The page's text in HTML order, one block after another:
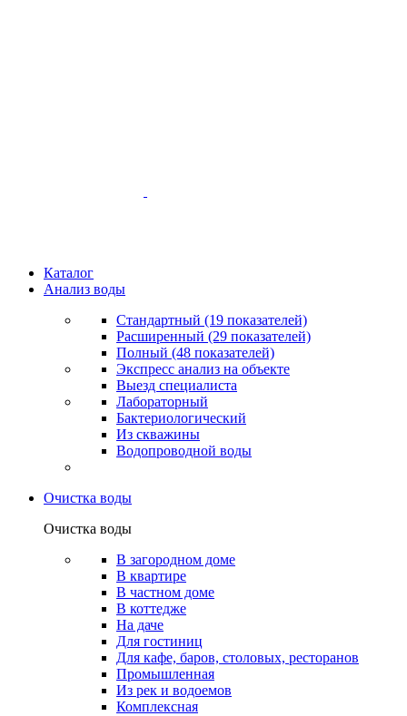
Каталог
Анализ воды
Стандартный (19 показателей)
Расширенный (29 показателей)
Полный (48 показателей)
Экспресс анализ на объекте
Выезд специалиста
Лабораторный
Бактериологический
Из скважины
Водопроводной воды
Очистка воды
Очистка воды
В загородном доме
В квартире
В частном доме
В коттедже
На даче
Для гостиниц
Для кафе, баров, столовых, ресторанов
Промышленная
Из рек и водоемов
Комплексная